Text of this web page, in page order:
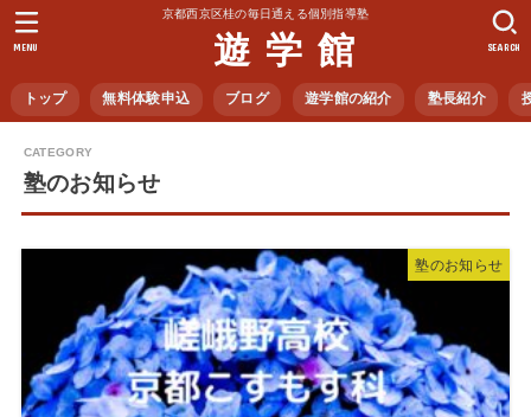
京都西京区桂の毎日通える個別指導塾
遊 学 館
トップ 無料体験申込 ブログ 遊学館の紹介 塾長紹介
SEARCH
MENU
塾のお知らせ
塾のお知らせ